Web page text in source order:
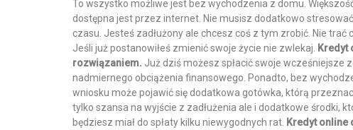
To wszystko możliwe jest bez wychodzenia z domu.
dostępna jest przez internet. Nie musisz dodatkowo
czasu. Jesteś zadłużony ale chcesz coś z tym zrobić. Nie trać
Jeśli już postanowiłeś zmienić swoje życie nie zwlekaj.
Kredyt
rozwiązaniem. Już dziś możesz spłacić swoje wcześniejsze
nadmiernego obciążenia finansowego. Ponadto, bez
wniosku może pojawić się dodatkowa gotówka, którą
tylko szansa na wyjście z zadłużenia ale i dodatkowe środki,
będziesz miał do spłaty kilku niewygodnych rat. Kredyt online